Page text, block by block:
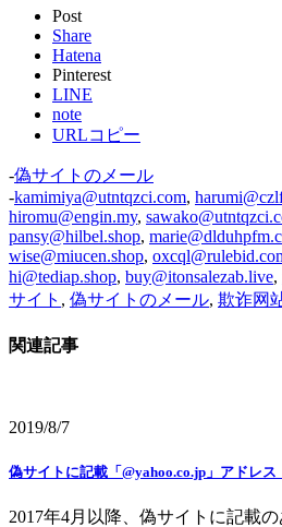
Post
Share
Hatena
Pinterest
LINE
note
URLコピー
-偽サイトのメール
-kamimiya@utntqzci.com,
hiromu@engin.my,
pansy@hilbel.shop,
wise@miucen.shop,
hi@tediap.shop, buy@itonsalezab.live,
サイト , 偽サイトのメール, 欺诈网
関連記事
2019/8/7
偽サイトに記載「@yahoo.co.jp」アドレス
2017年4月以降、偽サイトに記載の